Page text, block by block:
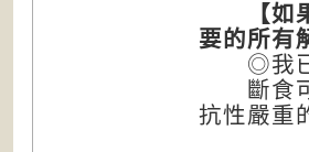
【如果
要的所有
◎我
斷食可
抗性嚴重